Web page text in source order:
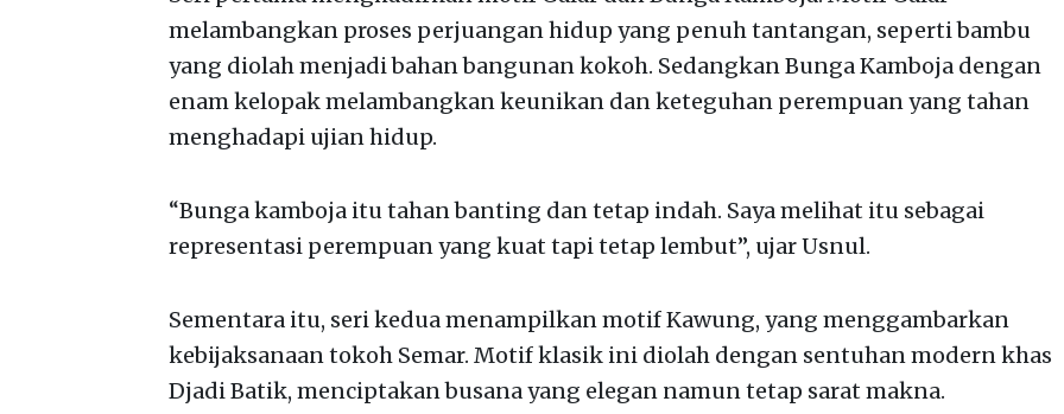
melambangkan proses perjuangan hidup yang penuh tantangan, seperti bambu
yang diolah menjadi bahan bangunan kokoh. Sedangkan Bunga Kamboja dengan
enam kelopak melambangkan keunikan dan keteguhan perempuan yang tahan
menghadapi ujian hidup.
“Bunga kamboja itu tahan banting dan tetap indah. Saya melihat itu sebagai
representasi perempuan yang kuat tapi tetap lembut”, ujar Usnul.
Sementara itu, seri kedua menampilkan motif Kawung, yang menggambarkan
kebijaksanaan tokoh Semar. Motif klasik ini diolah dengan sentuhan modern khas
Djadi Batik, menciptakan busana yang elegan namun tetap sarat makna.